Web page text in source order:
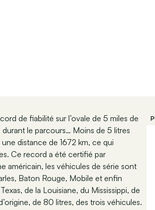
de fiabilité sur l’ovale de 5 miles de
durant le parcours… Moins de 5 litres
distance de 1672 km, ce qui
Ce record a été certifié par
américain, les véhicules de série sont
Baton Rouge, Mobile et enfin
de la Louisiane, du Mississippi, de
de 80 litres, des trois véhicules.